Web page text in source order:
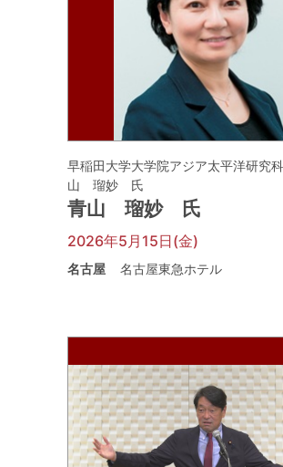
早稲田大学大学院アジア太平洋研
山 瑠妙 氏
青山 瑠妙 氏
2026年5月15日(金)
名古屋 名古屋東急ホテル